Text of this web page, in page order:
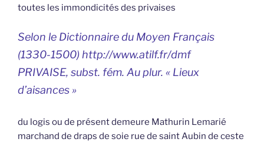
toutes les immondicités des privaises
Selon le Dictionnaire du Moyen Français
(1330-1500) http://www.atilf.fr/dmf
PRIVAISE, subst. fém. Au plur. « Lieux
d’aisances »
du logis ou de présent demeure Mathurin Lemarié
marchand de draps de soie rue de saint Aubin de ceste